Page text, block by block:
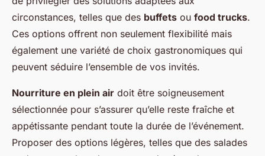
circonstances, telles que des buffets ou food trucks.
Ces options offrent non seulement flexibilité mais
également une variété de choix gastronomiques qui
peuvent séduire l’ensemble de vos invités.
Nourriture en plein air doit être soigneusement
sélectionnée pour s’assurer qu’elle reste fraîche et
appétissante pendant toute la durée de l’événement.
Proposer des options légères, telles que des salades